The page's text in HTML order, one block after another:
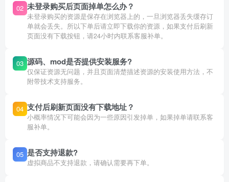
02 未登录购买后页面掉单怎么办？
未登录购买的资源是保存在浏览器上的，一旦浏览器丢失缓存订
单就会丢失。所以下单后请立即下载你的资源，如果支付后刷新
页面没有下载按钮，请24小时内联系客服补单。
03 源码、mod是否提供安装服务?
仅保证资源无问题，并且页面清楚描述资源的安装使用方法，不
附带技术支持服务。
04 支付后刷新页面没有下载地址？
小概率情况下可能会因为一些原因引发掉单，如果掉单请联系客
服补单。
05 是否支持退款?
虚拟商品不支持退款，请确认需要再下单。